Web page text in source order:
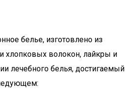
белье, изготовлено из
хлопковых волокон, лайкры и
лечебного белья, достигаемый